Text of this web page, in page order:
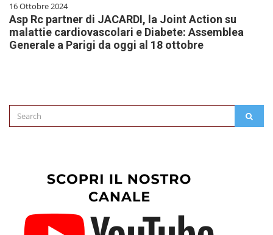
16 Ottobre 2024
Asp Rc partner di JACARDI, la Joint Action su
malattie cardiovascolari e Diabete: Assemblea
Generale a Parigi da oggi al 18 ottobre
Search
for: